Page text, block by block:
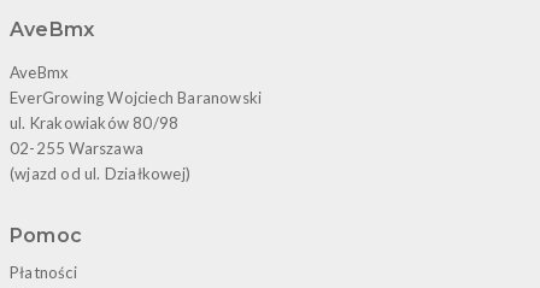
AveBmx
AveBmx
EverGrowing Wojciech Baranowski
ul. Krakowiaków 80/98
02-255 Warszawa
(wjazd od ul. Działkowej)
Pomoc
Płatności